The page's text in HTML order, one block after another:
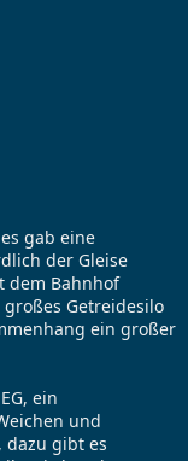
gab eine
der Gleise
dem Bahnhof
Getreidesilo
ein großer
ein
und
dazu gibt es